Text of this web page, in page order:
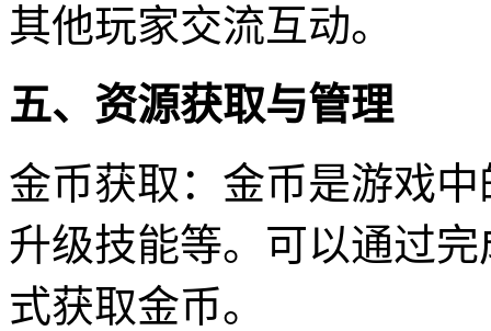
其他玩家交流互动。
五、资源获取与管理
金币获取：金币是游戏
升级技能等。可以通过
式获取金币。